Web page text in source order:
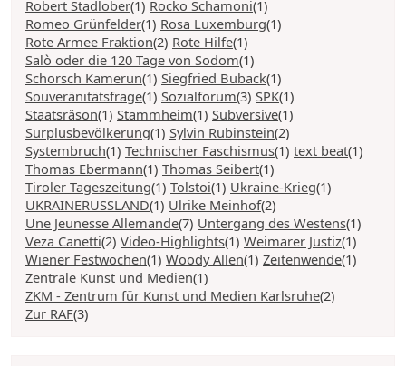
Robert Stadlober(1) Rocko Schamoni(1)
Romeo Grünfelder(1) Rosa Luxemburg(1)
Rote Armee Fraktion(2) Rote Hilfe(1)
Salò oder die 120 Tage von Sodom(1)
Schorsch Kamerun(1) Siegfried Buback(1)
Souveränitätsfrage(1) Sozialforum(3) SPK(1)
Staatsräson(1) Stammheim(1) Subversive(1)
Surplusbevölkerung(1) Sylvin Rubinstein(2)
Systembruch(1) Technischer Faschismus(1) text beat(1)
Thomas Ebermann(1) Thomas Seibert(1)
Tiroler Tageszeitung(1) Tolstoi(1) Ukraine-Krieg(1)
UKRAINERUSSLAND(1) Ulrike Meinhof(2)
Une Jeunesse Allemande(7) Untergang des Westens(1)
Veza Canetti(2) Video-Highlights(1) Weimarer Justiz(1)
Wiener Festwochen(1) Woody Allen(1) Zeitenwende(1)
Zentrale Kunst und Medien(1)
ZKM - Zentrum für Kunst und Medien Karlsruhe(2)
Zur RAF(3)